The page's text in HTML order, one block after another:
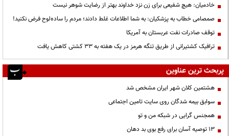
خادمیان: هیچ شفیعی برای زن نزد خداوند بهتر از رضایت شوهر نیست
صمصامی خطاب به پزشکیان: به شما اطلاعات غلط دادند؛ مردم را ساده‌لوح فرض نکنید!
توقف صادرات نفت عربستان به آمریکا
ترافیک کشتیرانی از طریق تنگه هرمز در یک هفته به ۳۳ کشتی کاهش یافت
پربحث ترین عناوین
هشتمین کلان شهر ایران مشخص شد
سوابق بیمه شدگان روی سایت تامین اجتماعی
همجنس گرایی در شبکه من و تو
13 توصیه آسان برای رفع بوی بد دهان